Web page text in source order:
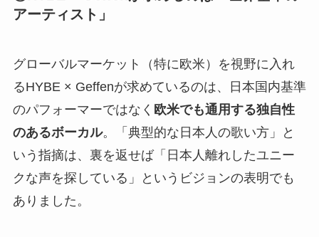
アーティスト」
グローバルマーケット（特に欧米）を視野に入れ
るHYBE × Geffenが求めているのは、日本国内基準
のパフォーマーではなく 欧米でも通用する独自性
のあるボーカル。「典型的な日本人の歌い方」と
いう指摘は、裏を返せば「日本人離れしたユニー
クな声を探している」というビジョンの表明でも
ありました。